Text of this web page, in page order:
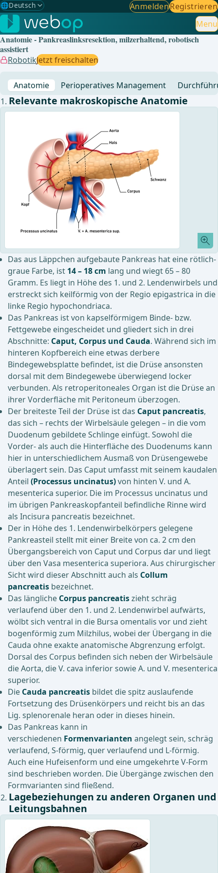
🌐Deutsch
Gewählte Sprache: Deutsch
🇩🇪 Deutsch ✓
🇬🇧English
🇪🇸Spanisch
🇧🇷Brasilianisch
AnmeldenRegistrieren
Menu
Anatomie - Pankreaslinksresektion, milzerhaltend, robotisch
assistiert
RobotikJetzt freischalten
Anatomie Perioperatives Management
Relevante makroskopische Anatomie
Das aus Läppchen aufgebaute Pankreas hat eine rötlich-
graue Farbe, ist 14 – 18 cm lang und wiegt 65 – 80
Gramm. Es liegt in Höhe des 1. und 2. Lendenwirbels und
erstreckt sich keilförmig von der Regio epigastrica in die
linke Regio hypochondriaca.
Das Pankreas ist von kapselförmigem Binde- bzw.
Fettgewebe eingescheidet und gliedert sich in drei
Abschnitte: Caput, Corpus und Cauda. Während sich im
hinteren Kopfbereich eine etwas derbere
Bindegewebsplatte befindet, ist die Drüse ansonsten
dorsal mit dem Bindegewebe überwiegend locker
verbunden. Als retroperitoneales Organ ist die Drüse an
ihrer Vorderfläche mit Peritoneum überzogen.
Der breiteste Teil der Drüse ist das Caput pancreatis,
das sich – rechts der Wirbelsäule gelegen – in die vom
Duodenum gebildete Schlinge einfügt. Sowohl die
Vorder- als auch die Hinterfläche des Duodenums kann
hier in unterschiedlichem Ausmaß von Drüsengewebe
überlagert sein. Das Caput umfasst mit seinem kaudalen
Anteil (Processus uncinatus)von hinten V. und A.
mesenterica superior. Die im Processus uncinatus und
im übrigen Pankreaskopfanteil befindliche Rinne wird
als Incisura pancreatis bezeichnet.
Der in Höhe des 1. Lendenwirbelkörpers gelegene
Pankreasteil stellt mit einer Breite von ca. 2 cm den
Übergangsbereich von Caput und Corpus dar und liegt
über den Vasa mesenterica superiora. Aus chirurgischer
Sicht wird dieser Abschnitt auch als Collum
pancreatis bezeichnet.
Das längliche Corpus pancreatiszieht schräg
verlaufend über den 1. und 2. Lendenwirbel aufwärts,
wölbt sich ventral in die Bursa omentalis vor und zieht
bogenförmig zum Milzhilus, wobei der Übergang in die
Cauda ohne exakte anatomische Abgrenzung erfolgt.
Dorsal des Corpus befinden sich neben der Wirbelsäule
die Aorta, die V. cava inferior sowie A. und V. mesenterica
superior.
Die Cauda pancreatis bildet die spitz auslaufende
Fortsetzung des Drüsenkörpers und reicht bis an das
Lig. splenorenale heran oder in dieses hinein.
Das Pankreas kann in
verschiedenen Formenvarianten angelegt sein, schräg
verlaufend, S-förmig, quer verlaufend und L-förmig.
Auch eine Hufeisenform und eine umgekehrte V-Form
sind beschrieben worden. Die Übergänge zwischen den
Formvarianten sind fließend.
Lagebeziehungen zu anderen Organen und
Leitungsbahnen